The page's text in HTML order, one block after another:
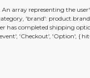
array representing the
'brand':
has completed shipping
'Checkout', 'Option', {